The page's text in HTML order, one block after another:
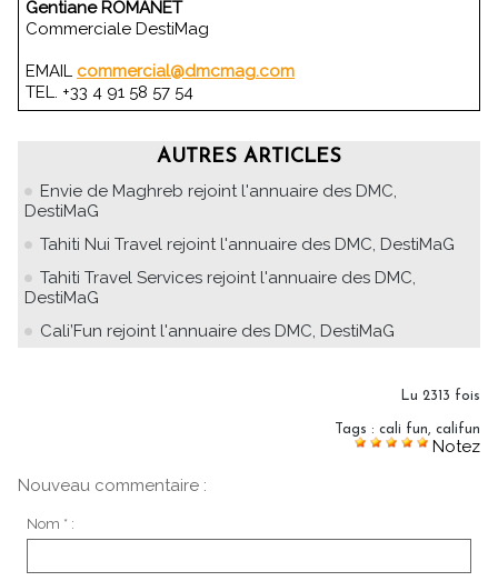
Gentiane ROMANET
Commerciale DestiMag
EMAIL commercial@dmcmag.com
TEL. +33 4 91 58 57 54
AUTRES ARTICLES
Envie de Maghreb rejoint l'annuaire des DMC,
DestiMaG
Tahiti Nui Travel rejoint l'annuaire des DMC, DestiMaG
Tahiti Travel Services rejoint l'annuaire des DMC,
DestiMaG
Cali’Fun rejoint l'annuaire des DMC, DestiMaG
Lu 2313 fois
Tags : cali fun califun
Notez
Nouveau commentaire :
Nom * :